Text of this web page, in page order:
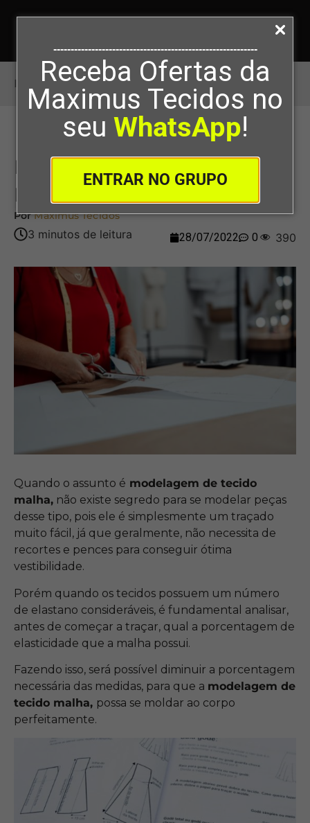
-----------------------------------------------------------
Receba Ofertas da
Maximus Tecidos no
seu WhatsApp!
ENTRAR NO GRUPO
Início>Modelagem De Tecido Malha
Modelagem De Tecido
Malha
PorMaximus Tecidos
28/07/2022 0 390
Quando o assunto é modelagem de tecido
malha, não existe segredo para se modelar peças
desse tipo, pois ele é simplesmente um traçado
muito fácil, já que geralmente, não necessita de
recortes e pences para conseguir ótima
vestibilidade.
Porém quando os tecidos possuem um número
de elastano consideráveis, é fundamental analisar,
antes de começar a traçar, qual a porcentagem de
elasticidade que a malha possui.
Fazendo isso, será possível diminuir a porcentagem
necessária das medidas, para que a modelagem de
tecido malha, possa se moldar ao corpo
perfeitamente.